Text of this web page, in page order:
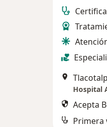
Hospital
Acepta
Primera